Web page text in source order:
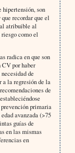
son
recordar que el
atribuible al
como el
radica en que son
por haber
de
la regresión de la
de
primaria
avanzada (>75
guías de
en las mismas
en